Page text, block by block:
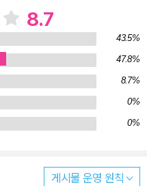
8.7
43.5%
47.8%
8.7%
0%
0%
게시물 운영 원칙